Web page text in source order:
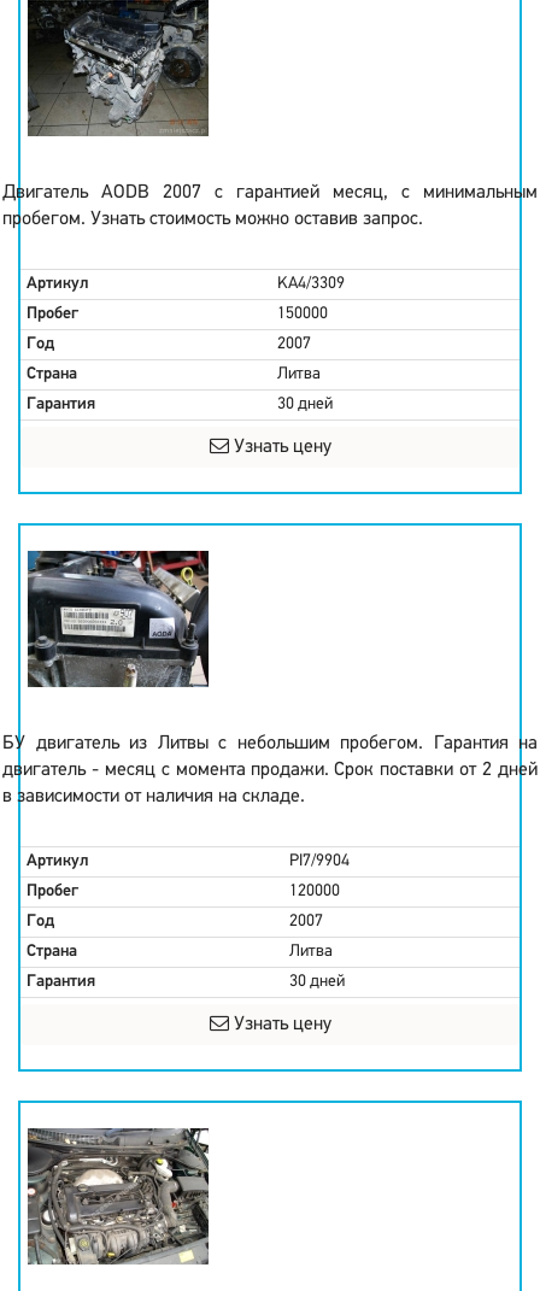
Двигатель AODB 2007 с гарантией месяц, с минимальным
пробегом. Узнать стоимость можно оставив запрос.
Артикул
KA4/3309
Пробег
150000
Год
2007
Страна
Литва
Гарантия
30 дней
Узнать цену
БУ двигатель из Литвы с небольшим пробегом. Гарантия на
двигатель - месяц с момента продажи. Срок поставки от 2 дней
в зависимости от наличия на складе.
Артикул
PI7/9904
Пробег
120000
Год
2007
Страна
Литва
Гарантия
30 дней
Узнать цену